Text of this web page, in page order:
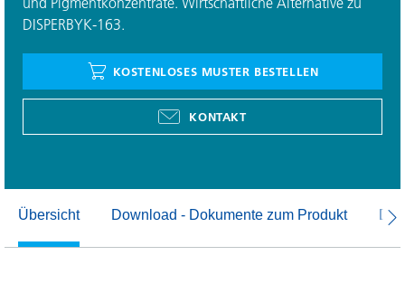
DISPERBYK-163.
KOSTENLOSES MUSTER BESTELLEN
KONTAKT
Übersicht Download - Dokumente zum Produkt